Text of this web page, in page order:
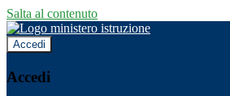
Salta al contenuto
Accedi
Accedi